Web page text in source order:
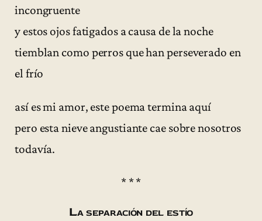
incongruente
y estos ojos fatigados a causa de la noche
tiemblan como perros que han perseverado en
el frío
así es mi amor, este poema termina aquí
pero esta nieve angustiante cae sobre nosotros
todavía.
* * *
La separación del estío